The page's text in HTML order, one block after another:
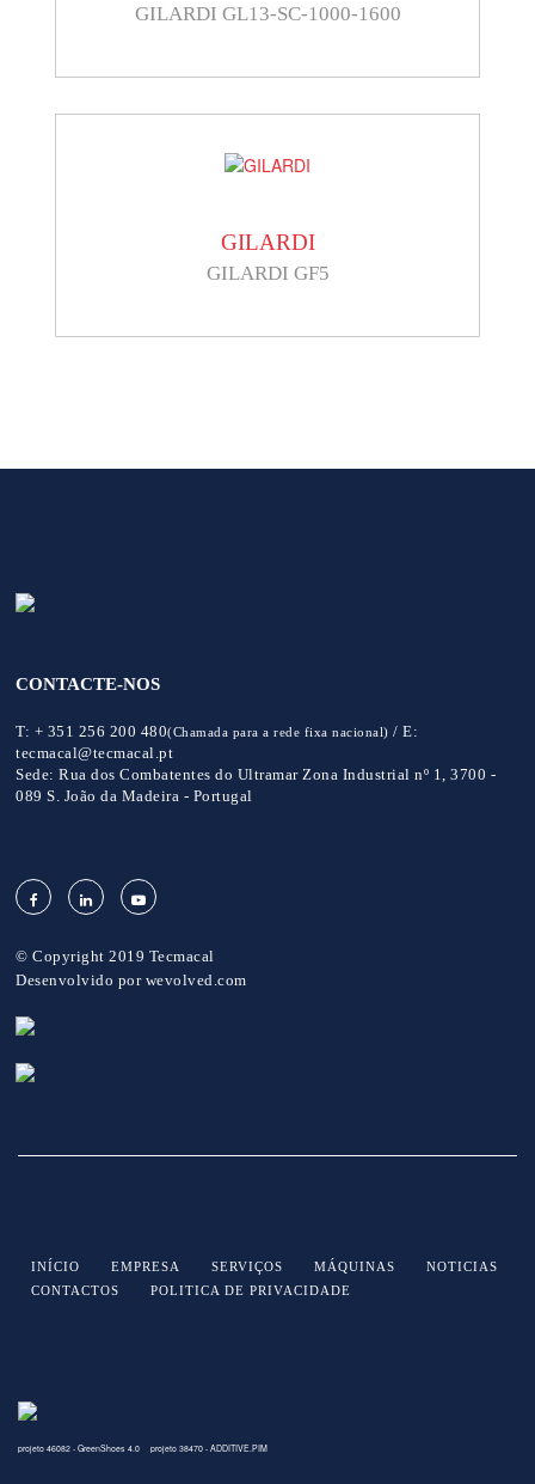
GILARDI GL13-SC-1000-1600
GILARDI
GILARDI GF5
CONTACTE-NOS
T: + 351 256 200 480(Chamada para a rede fixa nacional) /E:
tecmacal@tecmacal.pt
Sede: Rua dos Combatentes do Ultramar Zona Industrial nº 1, 3700 -
089 S. João da Madeira - Portugal
© Copyright 2019 Tecmacal
Desenvolvido por wevolved.com
INÍCIO EMPRESA SERVIÇOS MÁQUINAS
NOTICIAS
CONTACTOS
POLITICA DE PRIVACIDADE
projeto 46082 - GreenShoes 4.0 projeto 38470 - ADDITIVE.PIM